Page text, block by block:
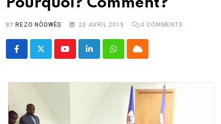
Pourquoi? Comment?
BY REZO NÒDWÈS 20 AVRIL 2015 0 COMMENTS
YoutubeLinkedInWhatsappCloud